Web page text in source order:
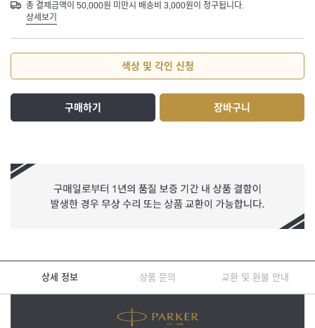
총 결제금액이 50,000원 미만시 배송비 3,000원이 청구됩니다.
상세보기
색상 및 각인 신청
구매하기 장바구니
상세 정보 상품 문의 교환 및 환불 안내